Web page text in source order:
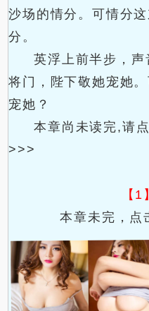
沙场的情分。可情分
分。
英浮上前半步，声
将门，陛下敬她宠她
宠她？
本章尚未读完,请
>>>
【1
本章未完，点